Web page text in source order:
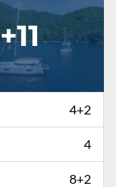
+11
4+2
4
8+2